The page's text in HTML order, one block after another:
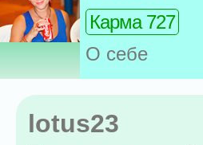
Карма 727
О себе
lotus23